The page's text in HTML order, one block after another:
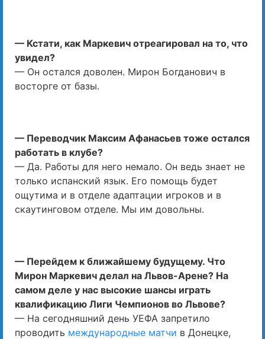
— Кстати, как Маркевич отреагировал на то, что
увидел?
— Он остался доволен. Мирон Богданович в
восторге от базы.
— Переводчик Максим Афанасьев тоже остался
работать в клубе?
— Да. Работы для него немало. Он ведь знает не
только испанский язык. Его помощь будет
ощутима и в отделе адаптации игроков и в
скаутинговом отделе. Мы им довольны.
— Перейдем к ближайшему будущему. Что
Мирон Маркевич делал на Львов-Арене? На
самом деле у нас высокие шансы играть
квалификацию Лиги Чемпионов во Львове?
— На сегодняшний день УЕФА запретило
проводить международные матчи в Донецке,